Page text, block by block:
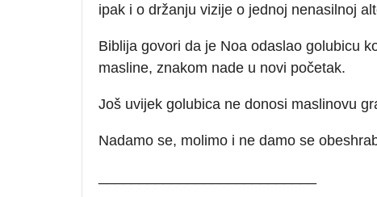
ipak i o držanju vizije o jednoj nenasilnoj
Biblija govori da je Noa odaslao golubicu
masline, znakom nade u novi početak.
Još uvijek golubica ne donosi maslinovu
Nadamo se, molimo i ne damo se